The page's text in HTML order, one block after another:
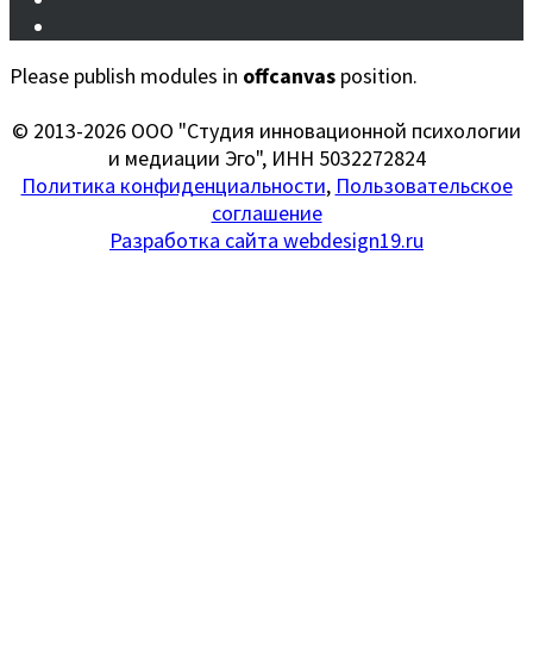
Please publish modules in offcanvas position.
© 2013-2026 ООО "Студия инновационной психологии
и медиации Эго", ИНН 5032272824
Политика конфиденциальности, Пользовательское
соглашение
Разработка сайта webdesign19.ru